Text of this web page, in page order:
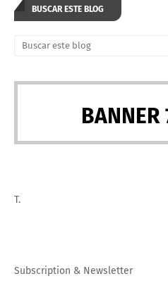
BUSCAR ESTE BLOG
T.
Subscription & Newsletter